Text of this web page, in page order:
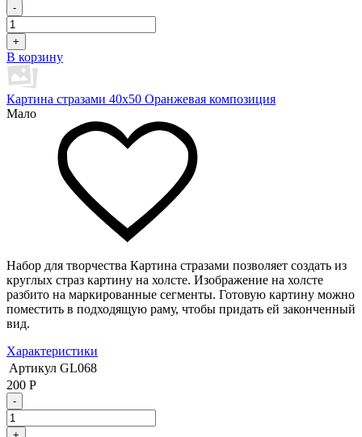
-
+
В корзину
Картина стразами 40х50 Оранжевая композиция
Мало
Набор для творчества Картина стразами позволяет создать из
круглых страз картину на холсте. Изображение на холсте
разбито на маркированные сегменты. Готовую картину можно
поместить в подходящую раму, чтобы придать ей законченный
вид.
Характеристики
Артикул GL068
200 Р
-